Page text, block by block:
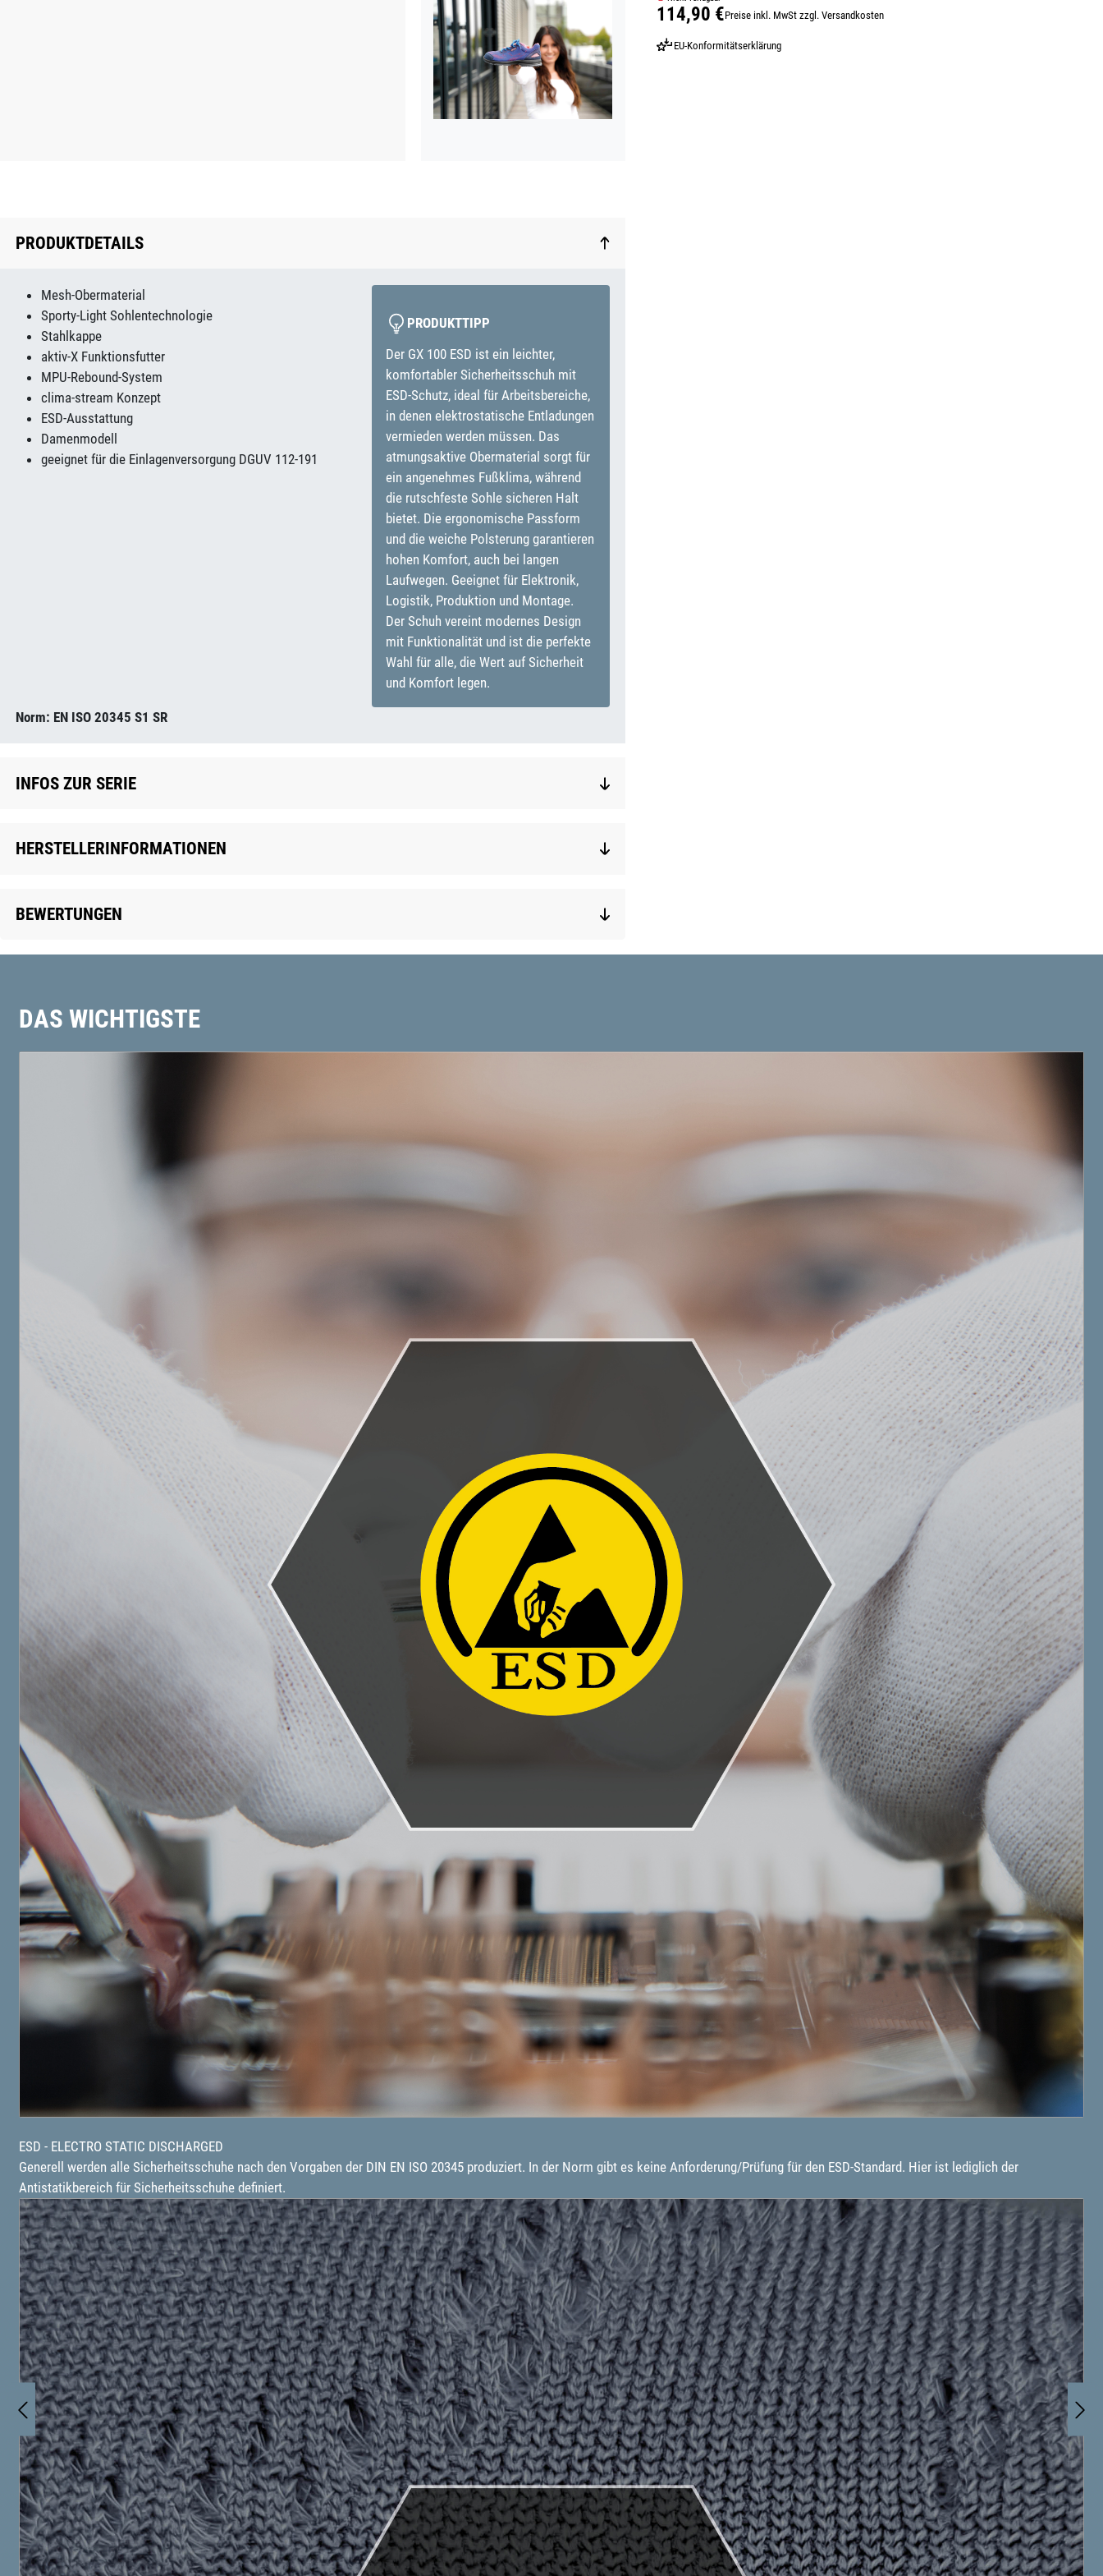
Regulärer Preis:
114,90 €Preise inkl. MwSt zzgl. Versandkosten
EU-Konformitätserklärung
PRODUKTDETAILS
Mesh-Obermaterial
Sporty-Light Sohlentechnologie
Stahlkappe
aktiv-X Funktionsfutter
MPU-Rebound-System
clima-stream Konzept
ESD-Ausstattung
Damenmodell
geeignet für die Einlagenversorgung DGUV 112-191
PRODUKTTIPP
Der GX 100 ESD ist ein leichter,
komfortabler Sicherheitsschuh mit
ESD-Schutz, ideal für Arbeitsbereiche,
in denen elektrostatische Entladungen
vermieden werden müssen. Das
atmungsaktive Obermaterial sorgt für
ein angenehmes Fußklima, während
die rutschfeste Sohle sicheren Halt
bietet. Die ergonomische Passform
und die weiche Polsterung garantieren
hohen Komfort, auch bei langen
Laufwegen. Geeignet für Elektronik,
Logistik, Produktion und Montage.
Der Schuh vereint modernes Design
mit Funktionalität und ist die perfekte
Wahl für alle, die Wert auf Sicherheit
und Komfort legen.
Norm: EN ISO 20345 S1 SR
INFOS ZUR SERIE
HERSTELLERINFORMATIONEN
BEWERTUNGEN
DAS WICHTIGSTE
ESD - ELECTRO STATIC DISCHARGED
Generell werden alle Sicherheitsschuhe nach den Vorgaben der DIN EN ISO 20345 produziert. In der Norm gibt es keine Anforderung/Prüfung für den ESD-Standard. Hier ist lediglich der
Antistatikbereich für Sicherheitsschuhe definiert.